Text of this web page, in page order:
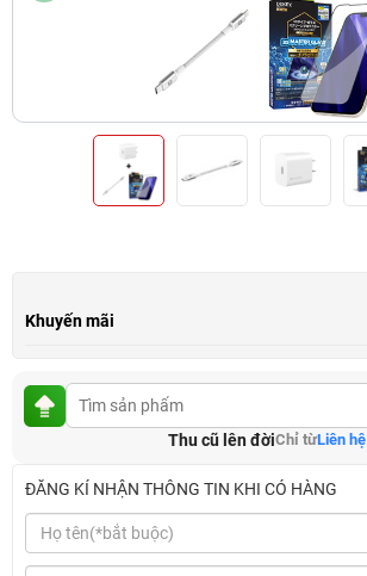
Khuyến mãi
Thu cũ lên đờiChỉ từLiên hệ
ĐĂNG KÍ NHẬN THÔNG TIN KHI CÓ HÀNG